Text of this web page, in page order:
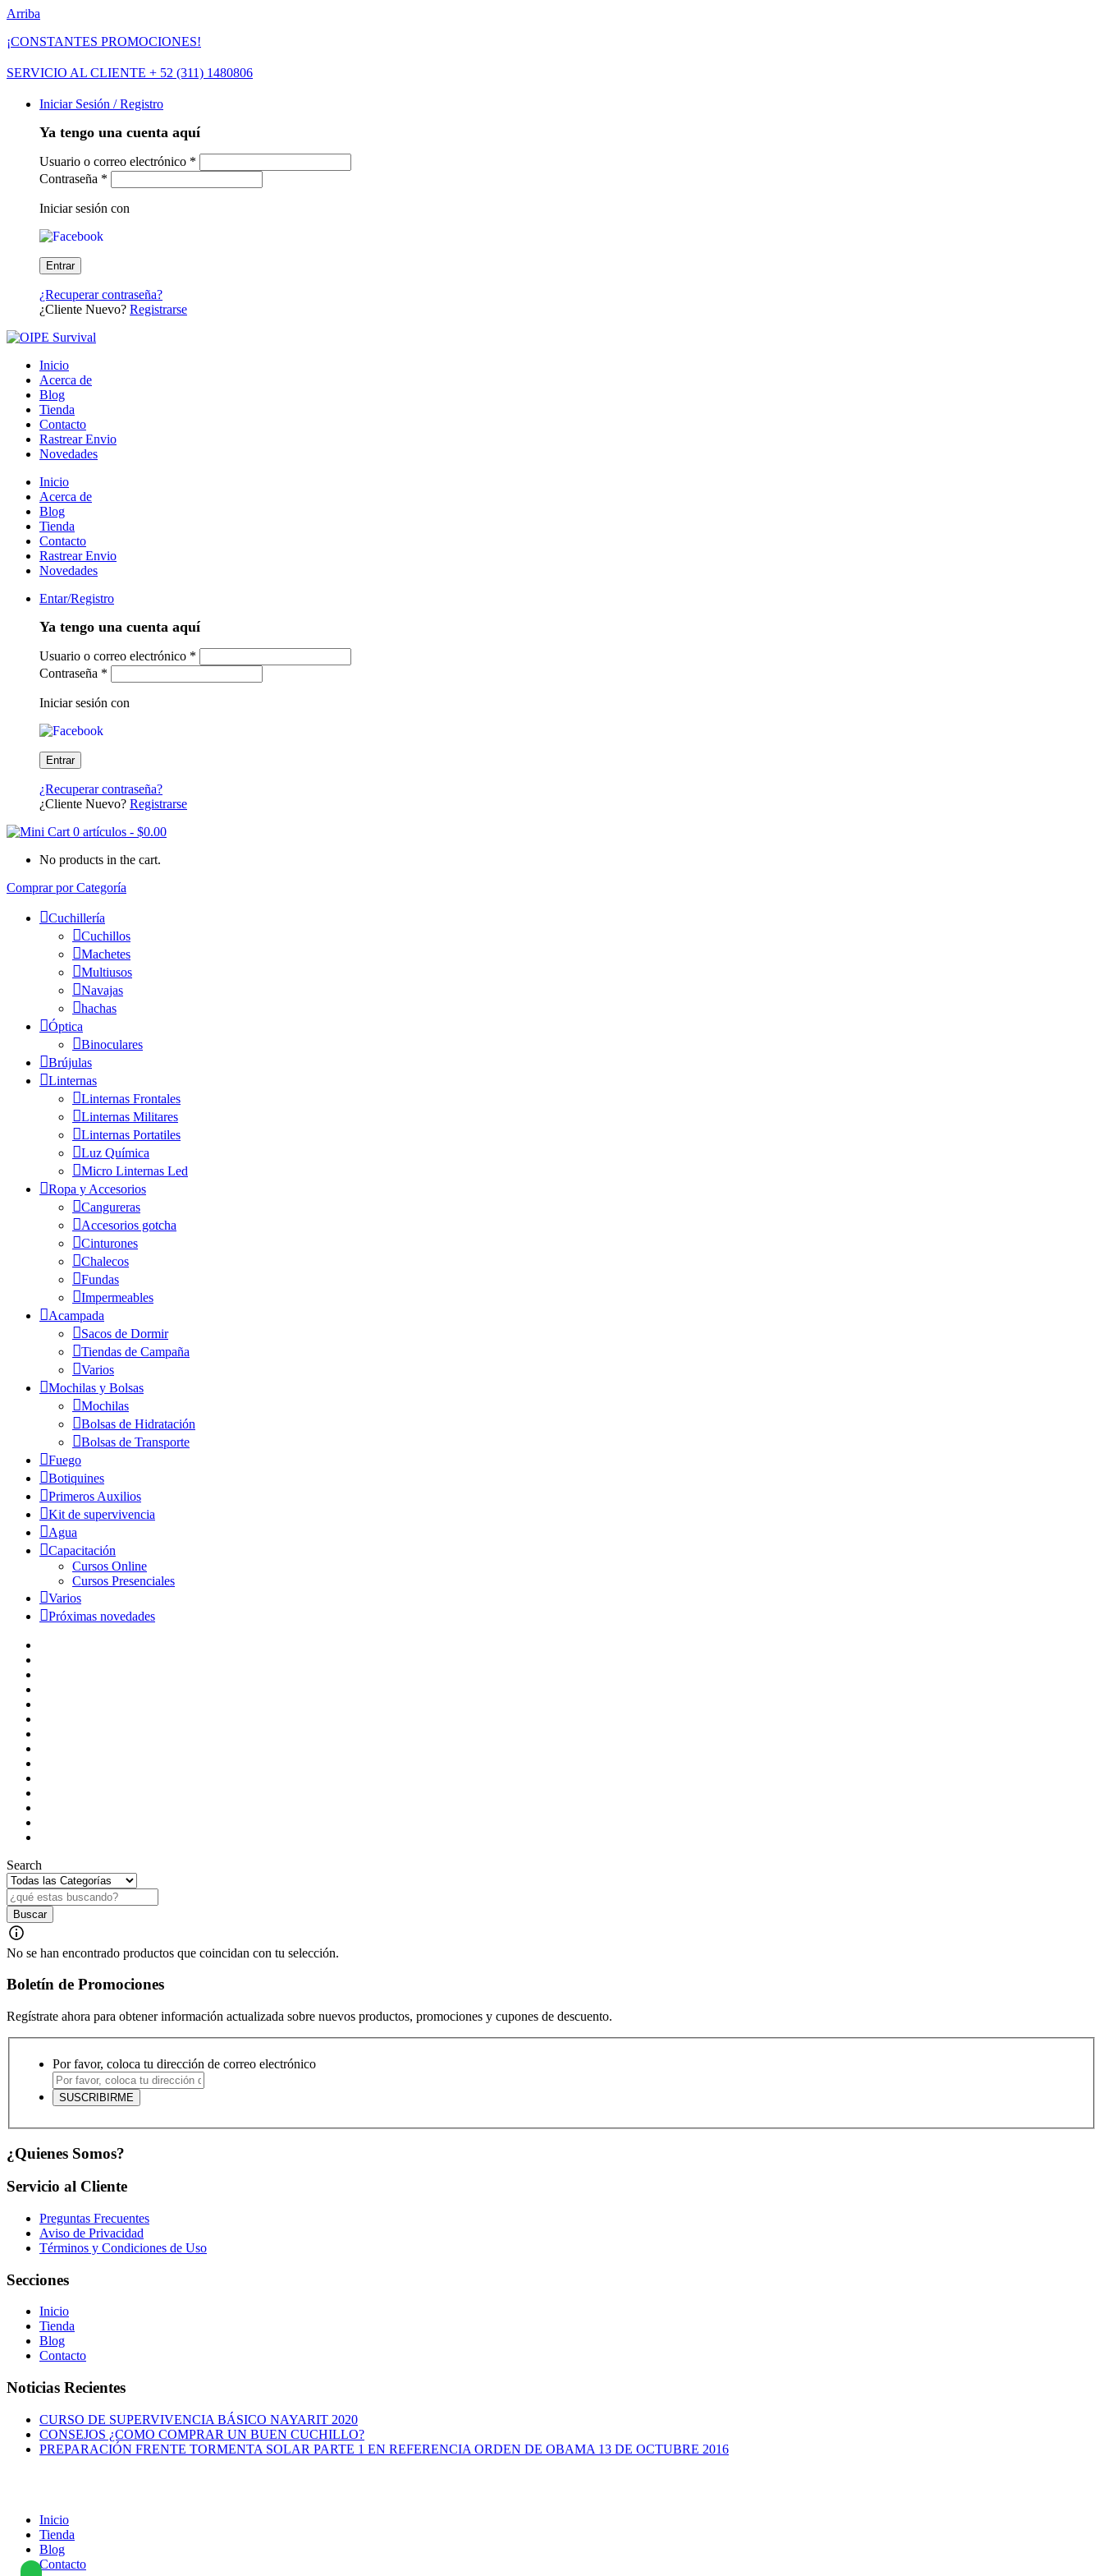
Arriba
¡CONSTANTES PROMOCIONES!
SERVICIO AL CLIENTE + 52 (311) 1480806
Iniciar Sesión / Registro
Ya tengo una cuenta aquí
Usuario o correo electrónico *
Contraseña *
Iniciar sesión con
¿Recuperar contraseña?
¿Cliente Nuevo? Registrarse
Inicio
Acerca de
Blog
Tienda
Contacto
Rastrear Envio
Novedades
Inicio
Acerca de
Blog
Tienda
Contacto
Rastrear Envio
Novedades
Entar/Registro
Ya tengo una cuenta aquí
Usuario o correo electrónico *
Contraseña *
Iniciar sesión con
¿Recuperar contraseña?
¿Cliente Nuevo? Registrarse
0 artículos - $0.00
No products in the cart.
Comprar por Categoría
Cuchillería
Cuchillos
Machetes
Multiusos
Navajas
hachas
Óptica
Binoculares
Brújulas
Linternas
Linternas Frontales
Linternas Militares
Linternas Portatiles
Luz Química
Micro Linternas Led
Ropa y Accesorios
Cangureras
Accesorios gotcha
Cinturones
Chalecos
Fundas
Impermeables
Acampada
Sacos de Dormir
Tiendas de Campaña
Varios
Mochilas y Bolsas
Mochilas
Bolsas de Hidratación
Bolsas de Transporte
Fuego
Botiquines
Primeros Auxilios
Kit de supervivencia
Agua
Capacitación
Cursos Online
Cursos Presenciales
Varios
Próximas novedades
Search
No se han encontrado productos que coincidan con tu selección.
Boletín de Promociones
Regístrate ahora para obtener información actualizada sobre nuevos productos, promociones y cupones de descuento.
Por favor, coloca tu dirección de correo electrónico
¿Quienes Somos?
Servicio al Cliente
Preguntas Frecuentes
Aviso de Privacidad
Términos y Condiciones de Uso
Secciones
Inicio
Tienda
Blog
Contacto
Noticias Recientes
CURSO DE SUPERVIVENCIA BÁSICO NAYARIT 2020
CONSEJOS ¿COMO COMPRAR UN BUEN CUCHILLO?
PREPARACIÓN FRENTE TORMENTA SOLAR PARTE 1 EN REFERENCIA ORDEN DE OBAMA 13 DE OCTUBRE 2016
Inicio
Tienda
Blog
Contacto